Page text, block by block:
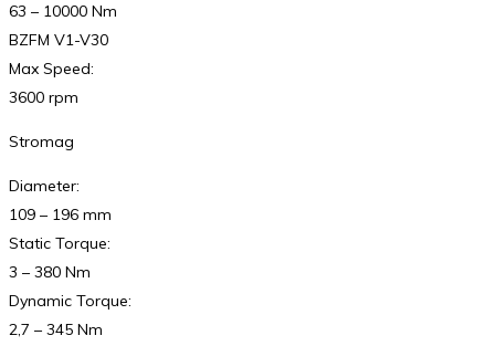
63 – 10000 Nm
BZFM V1-V30
Max Speed:
3600 rpm
Stromag
Diameter:
109 – 196 mm
Static Torque:
3 – 380 Nm
Dynamic Torque:
2,7 – 345 Nm